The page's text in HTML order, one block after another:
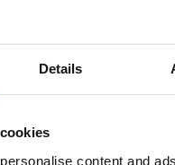
Details
content and